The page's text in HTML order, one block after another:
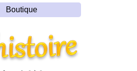
Boutique